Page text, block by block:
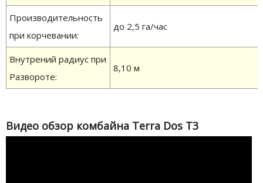
Производительность
при корчевании:
до 2,5 га/час
Внутрений радиус при
Развороте:
8,10 м
Видео обзор комбайна Terra Dos T3